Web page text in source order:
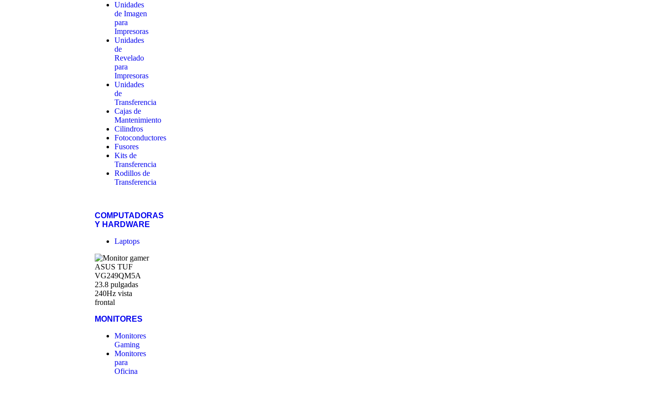
Unidades
de Imagen
para
Impresoras
Unidades
de
Revelado
para
Impresoras
Unidades
de
Transferencia
Cajas de
Mantenimiento
Cilindros
Fotoconductores
Fusores
Kits de
Transferencia
Rodillos de
Transferencia
COMPUTADORAS
Y HARDWARE
Laptops
MONITORES
Monitores
Gaming
Monitores
para
Oficina